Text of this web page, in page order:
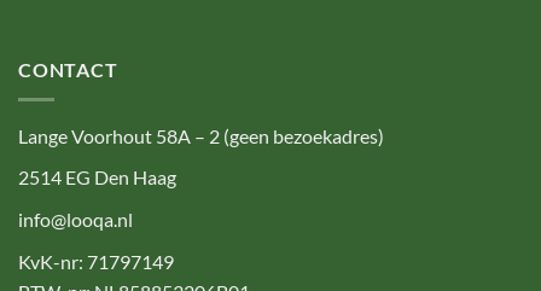
CONTACT
Lange Voorhout 58A – 2 (geen bezoekadres)
2514 EG Den Haag
info@looqa.nl
KvK-nr: 71797149